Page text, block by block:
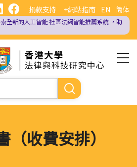
EN 简体
捐款支持 +網站指南
全新的人工智能社區法網智能推薦系統 ，助
（收費安排）